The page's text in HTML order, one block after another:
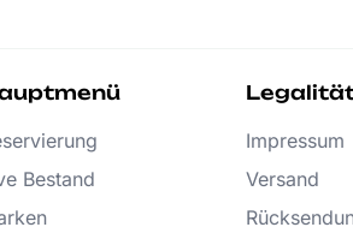
Bestand
Impressum
Versand